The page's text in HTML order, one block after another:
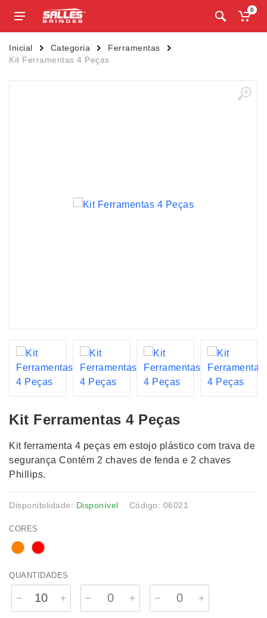
0
Inicial Categoria
Ferramentas
Kit Ferramentas 4 Peças
Kit Ferramentas 4 Peças
Kit ferramenta 4 peças em estojo plástico com trava de
segurança Contém 2 chaves de fenda e 2 chaves
Phillips.
Disponibilidade: Disponível Código: 06021
CORES
QUANTIDADES